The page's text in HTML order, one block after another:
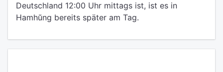
Deutschland 12:00 Uhr mittags ist, ist es in
Hamhŭng bereits später am Tag.